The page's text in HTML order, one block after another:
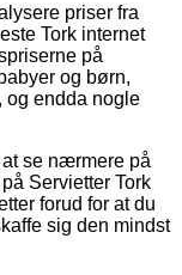
priser fra
Tork internet
på
og børn,
og endda nogle
se nærmere på
Servietter Tork
forud for at du
sig den mindst